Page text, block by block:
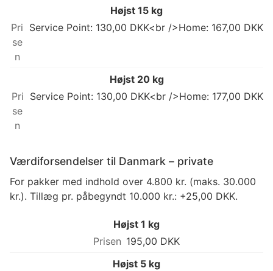
Højst 15 kg
Service Point: 130,00 DKK<br />Home: 167,00 DKK
Højst 20 kg
Service Point: 130,00 DKK<br />Home: 177,00 DKK
Værdiforsendelser til Danmark – private
For pakker med indhold over 4.800 kr. (maks. 30.000
kr.). Tillæg pr. påbegyndt 10.000 kr.: +25,00 DKK.
Højst 1 kg
195,00 DKK
Højst 5 kg